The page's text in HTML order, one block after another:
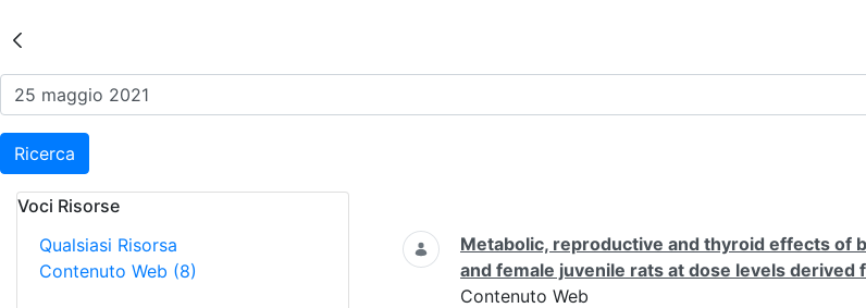
Risultati della Ricerca - Eventi
Ricerca
Voci Risorse
Qualsiasi Risorsa
Contenuto Web (8)
Ricerca
Metabolic, reproductive and thyroid effects of
and female juvenile rats at dose levels
Contenuto Web